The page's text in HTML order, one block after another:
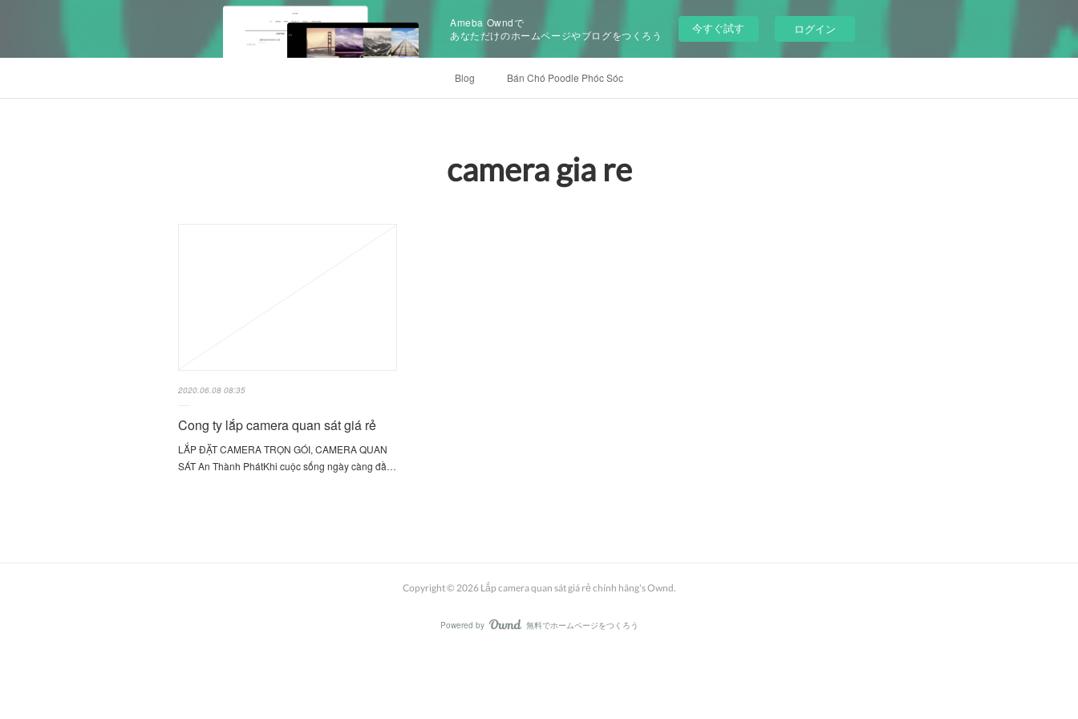
Ameba Owndで
あなただけのホームページやブログをつくろう
今すぐ試す ログイン
Blog Bán Chó Poodle Phóc Sóc
camera gia re
2020.06.08 08:35
Cong ty lắp camera quan sát giá rẻ
LẮP ĐẶT CAMERA TRỌN GÓI, CAMERA QUAN
SÁT An Thành PhátKhi cuộc sống ngày càng đầ…
Copyright © 2026 Lắp camera quan sát giá rẻ chính hãng's Ownd.
Powered by AmebaOwnd
無料でホームページをつくろう